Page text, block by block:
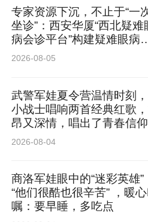
专家资源下沉，不止于“一
坐诊”：西安华厦“西北疑难
病会诊平台”构建疑难眼病
同诊疗闭环
2026-08-05
武警军娃夏令营温情时刻
小战士唱响两首经典红歌
昂又深情，唱出了青春信仰
2026-08-04
商洛军娃眼中的“迷彩英雄”
“他们很酷也很辛苦” ，暖
嘱：要早睡，多吃点